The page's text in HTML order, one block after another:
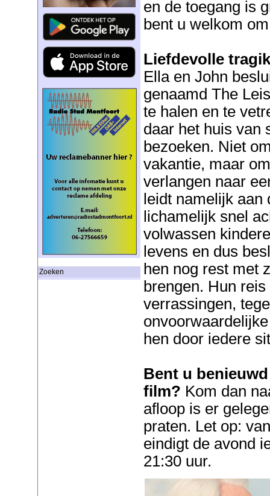
Zoeken
en de toegang is
bent u welkom
Liefdevolle
Ella en John
genaamd The
te halen en te
daar het huis van
bezoeken. Niet
vakantie, maar
verlangen naar
leidt namelijk aan
lichamelijk snel
volwassen
levens en dus
hen nog rest met
brengen. Hun
verrassingen,
hen door iedere
Bent u
film? Kom dan
afloop is er
praten. Let op:
eindigt de avond
21:30 uur.